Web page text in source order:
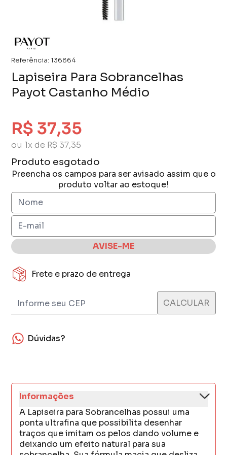
Referência: 136864
Lapiseira Para Sobrancelhas
Payot Castanho Médio
R$ 37,35
ou 1x de R$ 37,35
Produto esgotado
Preencha os campos para ser avisado assim que o
produto voltar ao estoque!
AVISE-ME
Frete e prazo de entrega
Dúvidas?
Informações
A Lapiseira para Sobrancelhas possui uma
ponta ultrafina que possibilita desenhar
traços que imitam os pelos dando volume e
deixando um efeito natural para sua